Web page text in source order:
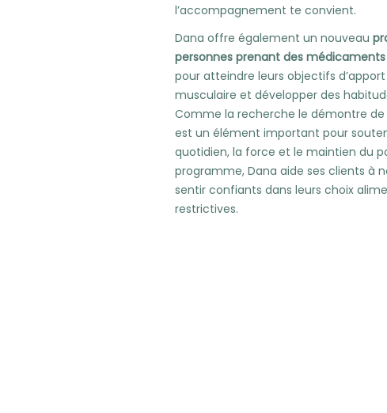
l’accompagnement te convient.
Dana offre également un nouveau
personnes prenant des médicaments
pour atteindre leurs objectifs
musculaire et développer des
Comme la recherche le démontre de
est un élément important pour
quotidien, la force et le maintien du
programme, Dana aide ses clients à
sentir confiants dans leurs choix
restrictives.